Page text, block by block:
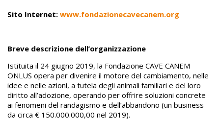
Sito Internet: www.fondazionecavecanem.org
Breve descrizione dell’organizzazione
Istituita il 24 giugno 2019, la Fondazione CAVE CANEM
ONLUS opera per divenire il motore del cambiamento, nelle
idee e nelle azioni, a tutela degli animali familiari e del loro
diritto all’adozione, operando per offrire soluzioni concrete
ai fenomeni del randagismo e dell’abbandono (un business
da circa € 150.000.000,00 nel 2019).